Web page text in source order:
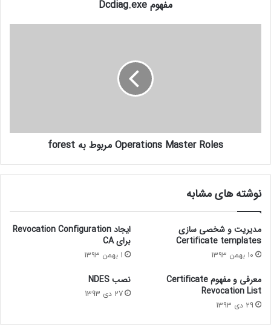
مفهوم Dcdiag.exe
Operations Master Roles مربوط به forest
نوشته های مشابه
مدیریت و شخصی سازی
Certificate templates
10 بهمن 1393
ایجاد Revocation Configuration
برای CA
1 بهمن 1393
معرفی و مفهوم Certificate
Revocation List
29 دی 1393
نصب NDES
27 دی 1393